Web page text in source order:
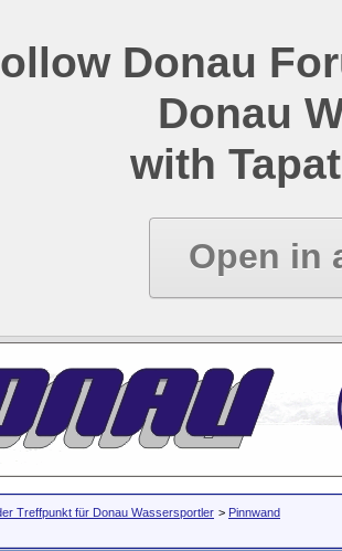
Donau
Donau
with
Open in
Treffpunkt für Donau Wassersportler > Pinnwand